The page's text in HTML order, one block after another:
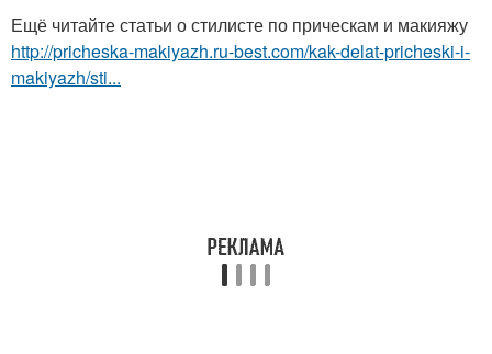
Ещё читайте статьи о стилисте по прическам и макияжу
http://pricheska-makiyazh.ru-best.com/kak-delat-pricheski-i-
makiyazh/sti...